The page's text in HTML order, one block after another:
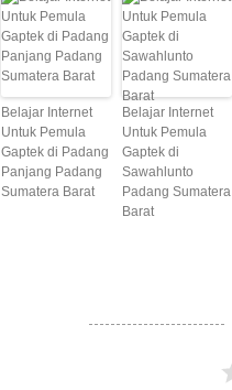
Belajar Internet
Untuk Pemula
Gaptek di Padang
Panjang Padang
Sumatera Barat
Belajar Internet
Untuk Pemula
Gaptek di
Sawahlunto
Padang Sumatera
Barat